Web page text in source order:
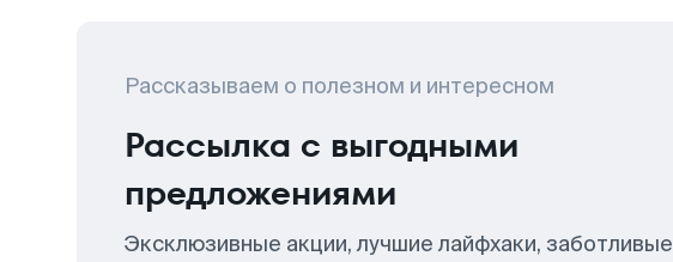
Рассказываем о полезном и интересном
Рассылка с выгодными
предложениями
Эксклюзивные акции, лучшие лайфхаки, заботливые